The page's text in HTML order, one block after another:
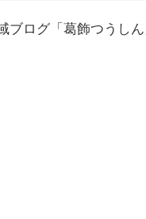
ブログ「葛飾つうし